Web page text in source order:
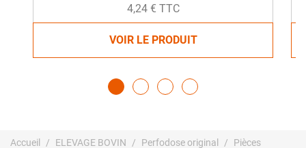
4,24 € TTC
VOIR LE PRODUIT
Accueil ELEVAGE BOVIN Perfodose original Pièces